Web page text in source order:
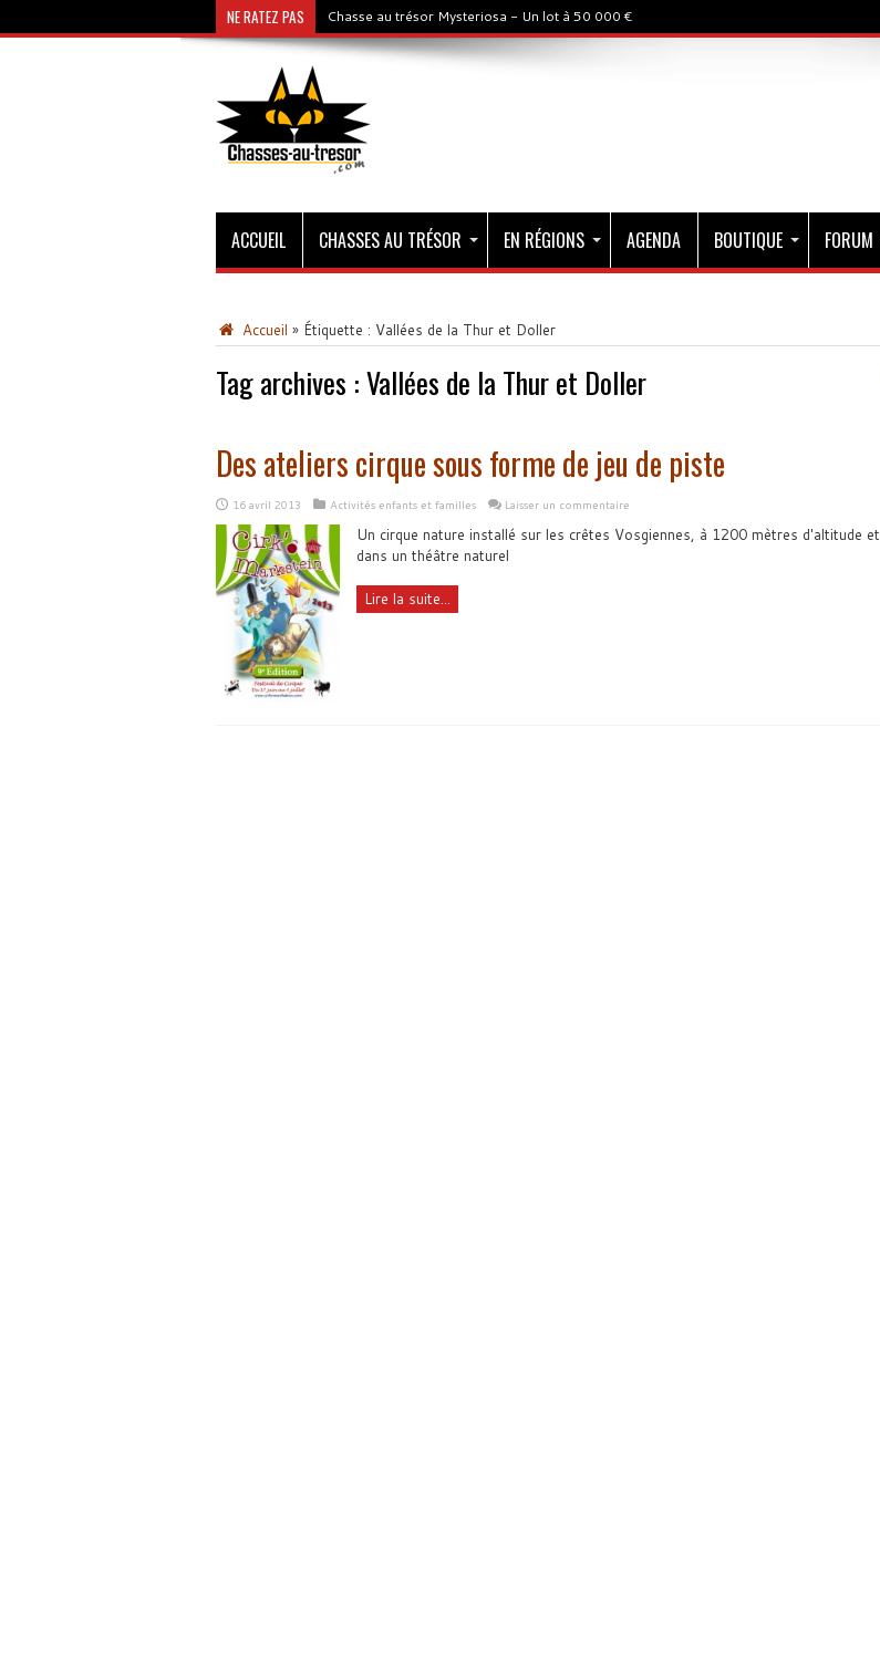
NE RATEZ PAS Chasse au trésor Mysteriosa - Un lot à 50 000 €
ACCUEIL CHASSES AU TRÉSOR EN RÉGIONS AGENDA BOUTIQUE FORUM
Accueil » Étiquette : Vallées de la Thur et Doller
Tag archives :Vallées de la Thur et Doller
Des ateliers cirque sous forme de jeu de piste
16 avril 2013 Activités enfants et familles Laisser un commentaire
Un cirque nature installé sur les crêtes Vosgiennes, à 1200 mètres d'altitude et
dans un théâtre naturel
Lire la suite...